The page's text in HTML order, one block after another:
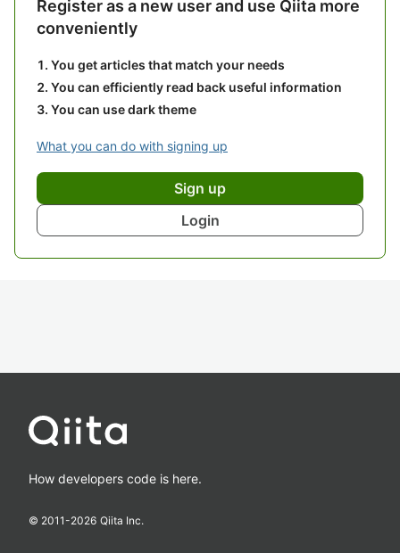
Register as a new user and use Qiita more
conveniently
You get articles that match your needs
You can efficiently read back useful information
You can use dark theme
What you can do with signing up
Sign up
Login
How developers code is here.
© 2011-2026 Qiita Inc.